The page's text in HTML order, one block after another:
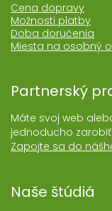
Cena dopravy
Možnosti platby
Doba doručenia
Miesta na osobný
Partnerský
Máte svoj web
jednoducho
Zapojte sa do
Naše štúdiá